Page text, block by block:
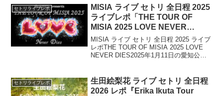
セトリライブレポ
MISIA ライブ セトリ 全日程 2025
ライブレポ「THE TOUR OF
MISIA 2025 LOVE NEVER
DIES」
MISIA ライブ セトリ 全日程 2025 ライブ
レポTHE TOUR OF MISIA 2025 LOVE
NEVER DIES2025年1月11日の愛知公演
セトリライブレポ
生田絵梨花 ライブ セトリ 全日程
2026 レポ『Erika Ikuta Tour